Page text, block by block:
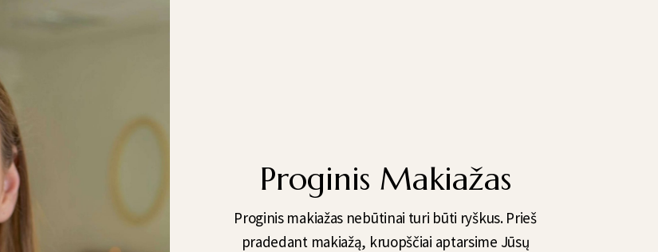
Proginis Makiažas
Proginis makiažas nebūtinai turi būti ryškus. Prieš
pradedant makiažą, kruopščiai aptarsime Jūsų